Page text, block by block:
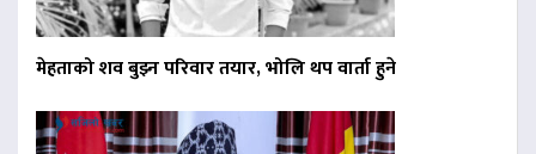
मेहताको शव बुझ्न परिवार तयार, भोलि थप वार्ता हुने